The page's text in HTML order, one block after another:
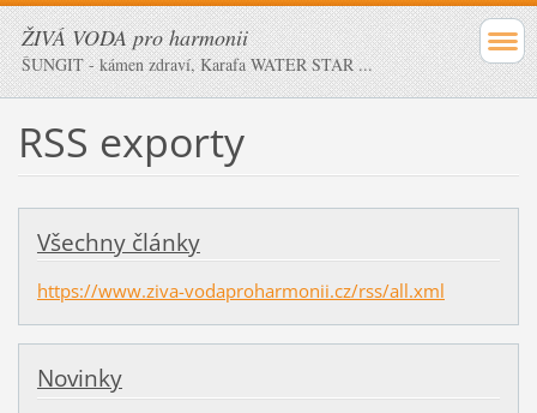
ŽIVÁ VODA pro harmonii
ŠUNGIT - kámen zdraví, Karafa WATER STAR ...
RSS exporty
Všechny články
https://www.ziva-vodaproharmonii.cz/rss/all.xml
Novinky